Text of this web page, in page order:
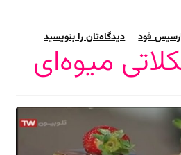
فود —دیدگاه‌تان را بنویسید
میوه‌ای